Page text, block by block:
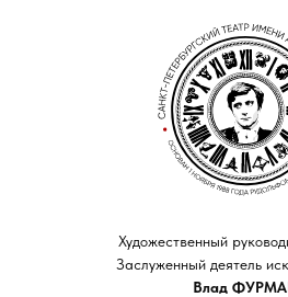
Художественный
Заслуженный деятель
Влад